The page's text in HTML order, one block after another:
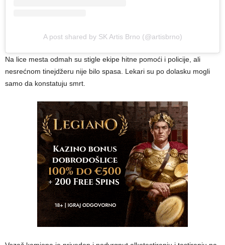
A post shared by SK Artis Brno (@artisbrno)
Na lice mesta odmah su stigle ekipe hitne pomoći i policije, ali
nesrećnom tinejdžeru nije bilo spasa. Lekari su po dolasku mogli
samo da konstatuju smrt.